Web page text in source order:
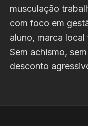
musculação
com foco em
aluno, marca
Sem achismo,
desconto